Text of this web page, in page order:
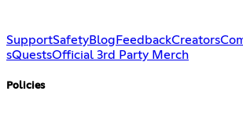
SupportSafetyBlogFeedbackCreators
sQuestsOfficial 3rd Party Merch
Policies